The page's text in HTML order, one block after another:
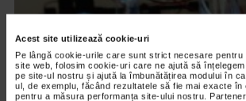
Acest site utilizează cookie-uri
Pe lângă cookie-urile care sunt strict necesare pentru
site web, folosim cookie-uri care ne ajută să
pe site-ul nostru și ajută la îmbunătățirea modului în
ul, de exemplu, făcând rezultatele să fie mai exacte în
pentru a măsura performanța site-ului nostru.